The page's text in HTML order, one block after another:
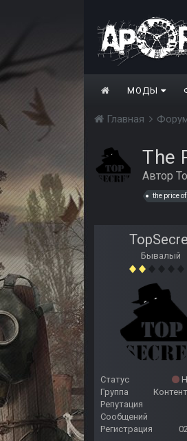
МОДЫ
Главная
The
Автор
the price
Бывалый
Статус
Группа
Репутация
Сообщений
Регистрация